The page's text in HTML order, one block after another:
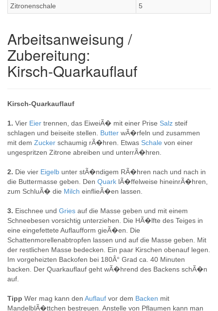
Zitronenschale
5
Arbeitsanweisung /
Zubereitung:
Kirsch-Quarkauflauf
Kirsch-Quarkauflauf
1. Vier Eier trennen, das EiweiÃ� mit einer Prise Salz steif
schlagen und beiseite stellen. Butter wÃ�rfeln und zusammen
mit dem Zucker schaumig rÃ�hren. Etwas Schale von einer
ungespritzen Zitrone abreiben und unterrÃ�hren.
2. Die vier Eigelb unter stÃ�ndigem RÃ�hren nach und nach in
die Buttermasse geben. Den Quark lÃ�ffelweise hineinrÃ�hren,
zum SchluÃ� die Milch einflieÃ�en lassen.
3. Eischnee und Gries auf die Masse geben und mit einem
Schneebesen vorsichtig unterziehen. Die HÃ�lfte des Teiges in
eine eingefettete Auflaufform gieÃ�en. Die
Schattenmorellenabtropfen lassen und auf die Masse geben. Mit
der restlichen Masse bedecken. Ein paar Kirschen obenauf legen.
Im vorgeheizten Backofen bei 180Â° Grad ca. 40 Minuten
backen. Der Quarkauflauf geht wÃ�hrend des Backens schÃ�n
auf.
Tipp Wer mag kann den Auflauf vor dem Backen mit
MandelblÃ�ttchen bestreuen. Anstelle von Pflaumen kann man